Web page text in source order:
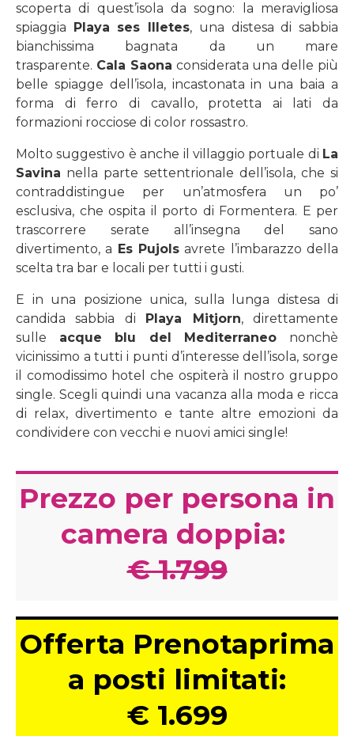
scoperta di quest’isola da sogno: la meravigliosa
spiaggia
Playa ses Illetes, una distesa di sabbia
bianchissima bagnata da un mare
trasparente. Cala Saona considerata una delle più
belle spiagge dell’isola, incastonata in una baia a
forma di ferro di cavallo, protetta ai lati da
formazioni rocciose di color rossastro.
Molto suggestivo è anche il villaggio portuale di La
Savina nella parte settentrionale dell’isola, che si
contraddistingue per un’atmosfera un po’
esclusiva, che ospita il porto di Formentera. E per
trascorrere serate all’insegna del sano
divertimento, a Es Pujols avrete l’imbarazzo della
scelta tra bar e locali per tutti i gusti.
E in una posizione unica, sulla lunga distesa di
candida sabbia di
Playa Mitjorn, direttamente
sulle acque blu del Mediterraneo nonchè
vicinissimo a tutti i punti d’interesse dell’isola, sorge
il comodissimo hotel che ospiterà il nostro gruppo
single. Scegli quindi una vacanza alla moda e ricca
di relax, divertimento e tante altre emozioni da
condividere con vecchi e nuovi amici single!
Prezzo per persona in
camera doppia:
€ 1.799
Offerta Prenotaprima
a posti limitati:
€ 1.699